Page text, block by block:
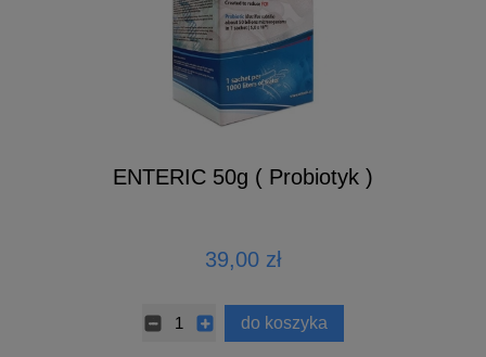
ENTERIC 50g ( Probiotyk )
39,00 zł
do koszyka